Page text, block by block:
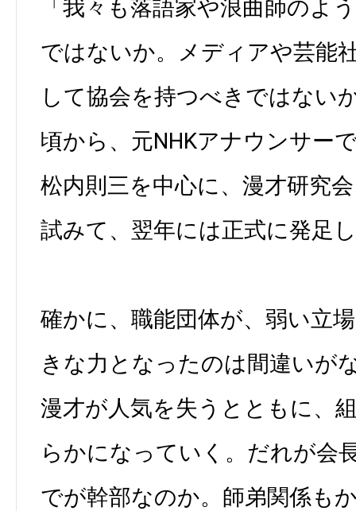
「我々も落語家や浪曲師のよ
ではないか。メディアや芸能
して協会を持つべきではない
頃から、元NHKアナウンサー
松内則三を中心に、漫才研究
試みて、翌年には正式に発足
確かに、職能団体が、弱い立
きな力となったのは間違いが
漫才が人気を失うとともに、
らかになっていく。だれが会
でが幹部なのか。師弟関係も